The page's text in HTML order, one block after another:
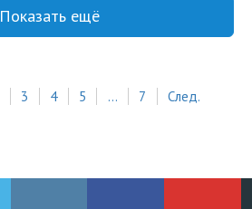
Показать ещё
3 4 5 ... 7 След.